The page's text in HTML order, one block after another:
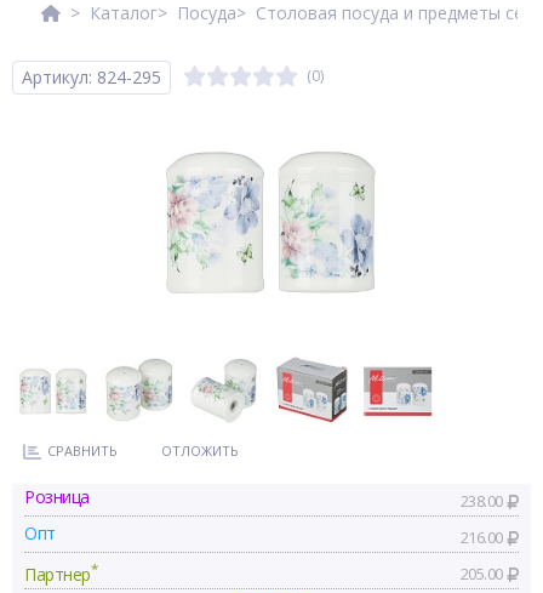
Каталог Посуда Столовая посуда и предметы
Артикул: 824-295 (0)
СРАВНИТЬ ОТЛОЖИТЬ
Розница 238.00
Опт 216.00
Партнер* 205.00